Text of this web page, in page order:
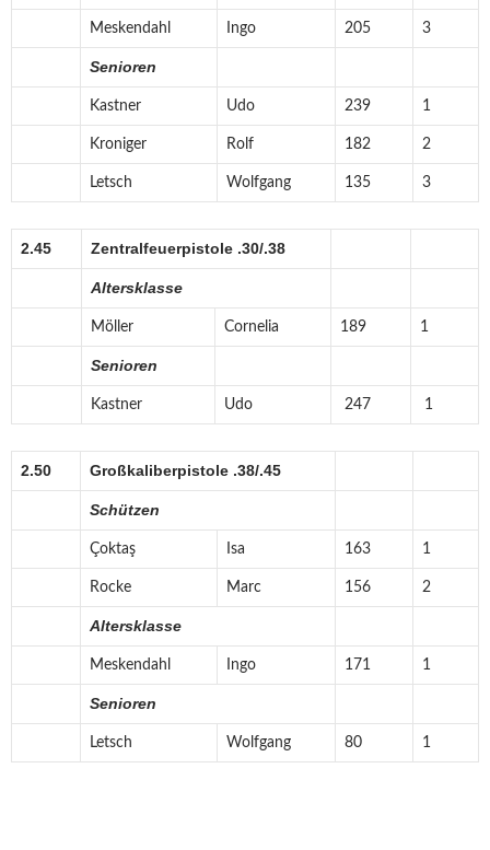
Meskendahl Ingo 205 3
Senioren
Kastner Udo 239 1
Kroniger Rolf 182 2
Letsch Wolfgang 135 3
2.45 Zentralfeuerpistole .30/.38
Altersklasse
Möller Cornelia 189 1
Senioren
Kastner Udo 247 1
2.50 Großkaliberpistole .38/.45
Schützen
Çoktaş Isa 163 1
Rocke Marc 156 2
Altersklasse
Meskendahl Ingo 171 1
Senioren
Letsch Wolfgang 80 1